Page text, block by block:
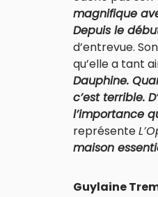
magnifique
Depuis le
d’entrevue.
qu’elle a tant
Dauphine.
c’est terrible.
l’importance
représente
maison
Guylaine